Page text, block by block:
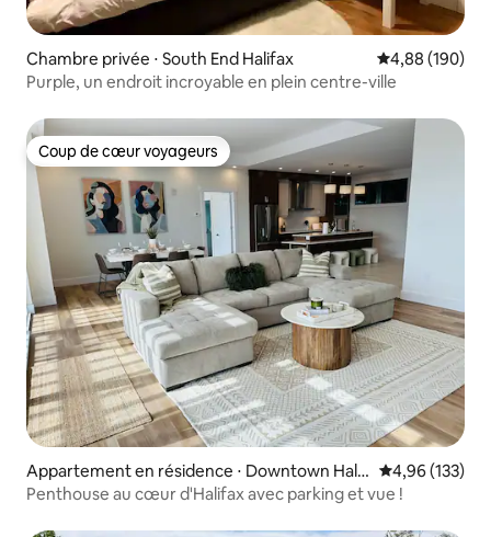
Chambre privée ⋅ South End Halifax Évaluation
4,88 (190)
Purple, un endroit incroyable en plein centre-ville
Coup de cœur voyageurs
Coup de cœur voyageurs
Appartement en résidence ⋅ Downtown Halif
ax
Évaluation
4,96 (133)
Penthouse au cœur d'Halifax avec parking et vue !